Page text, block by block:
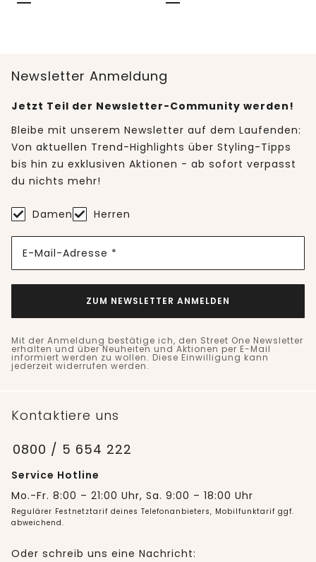
Newsletter Anmeldung
Jetzt Teil der Newsletter-Community werden!
Bleibe mit unserem Newsletter auf dem Laufenden:
Von aktuellen Trend-Highlights über Styling-Tipps
bis hin zu exklusiven Aktionen - ab sofort verpasst
du nichts mehr!
Damen Herren
E-Mail-Adresse *
ZUM NEWSLETTER ANMELDEN
Mit der Anmeldung bestätige ich, den Street One Newsletter
erhalten und über Neuheiten und Aktionen per E-Mail
informiert werden zu wollen. Diese Einwilligung kann
jederzeit widerrufen werden.
Kontaktiere uns
0800 / 5 654 222
Service Hotline
Mo.-Fr. 8:00 – 21:00 Uhr, Sa. 9:00 – 18:00 Uhr
Regulärer Festnetztarif deines Telefonanbieters, Mobilfunktarif ggf.
abweichend.
Oder schreib uns eine Nachricht: